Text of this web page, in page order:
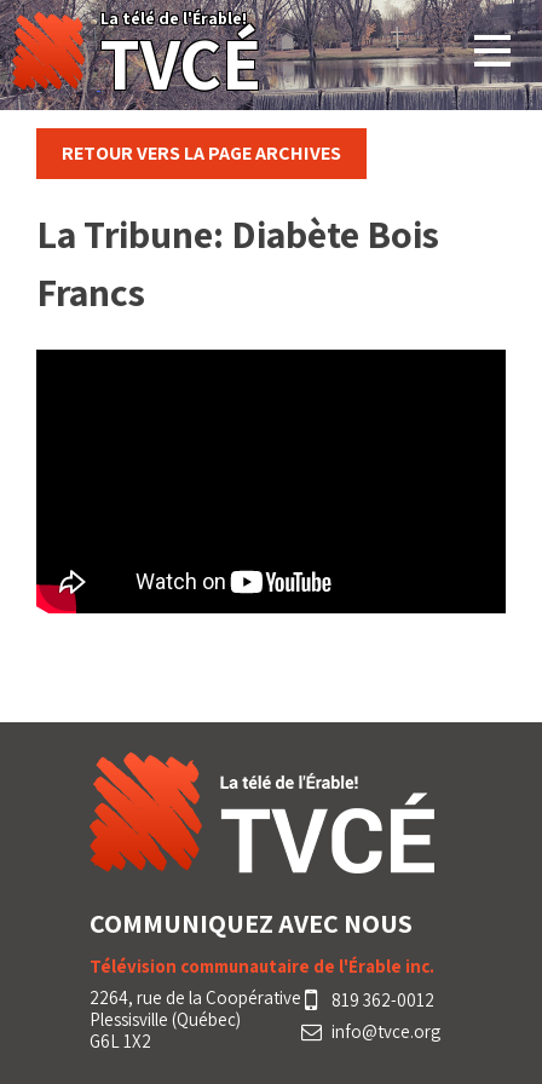
Skip
to
content
La télé de l'Érable!
TVCÉ
RETOUR VERS LA PAGE ARCHIVES
La Tribune: Diabète Bois
Francs
COMMUNIQUEZ AVEC NOUS
Télévision communautaire de l'Érable inc.
2264, rue de la Coopérative
Plessisville (Québec)
G6L 1X2
819 362-0012
info@tvce.org